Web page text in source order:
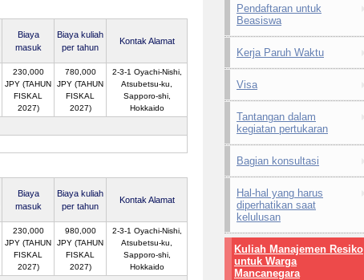
Biaya
masuk
Biaya kuliah
per tahun
Kontak Alamat
230,000
JPY (TAHUN
FISKAL
2027)
780,000
JPY (TAHUN
FISKAL
2027)
2-3-1 Oyachi-Nishi,
Atsubetsu-ku,
Sapporo-shi,
Hokkaido
Biaya
masuk
Biaya kuliah
per tahun
Kontak Alamat
230,000
JPY (TAHUN
FISKAL
2027)
980,000
JPY (TAHUN
FISKAL
2027)
2-3-1 Oyachi-Nishi,
Atsubetsu-ku,
Sapporo-shi,
Hokkaido
Pendaftaran untuk
Beasiswa
Kerja Paruh Waktu
Visa
Tantangan dalam
kegiatan pertukaran
Bagian konsultasi
Hal-hal yang harus
diperhatikan saat
kelulusan
Kuliah Manajemen Resiko
untuk Warga
Mancanegara